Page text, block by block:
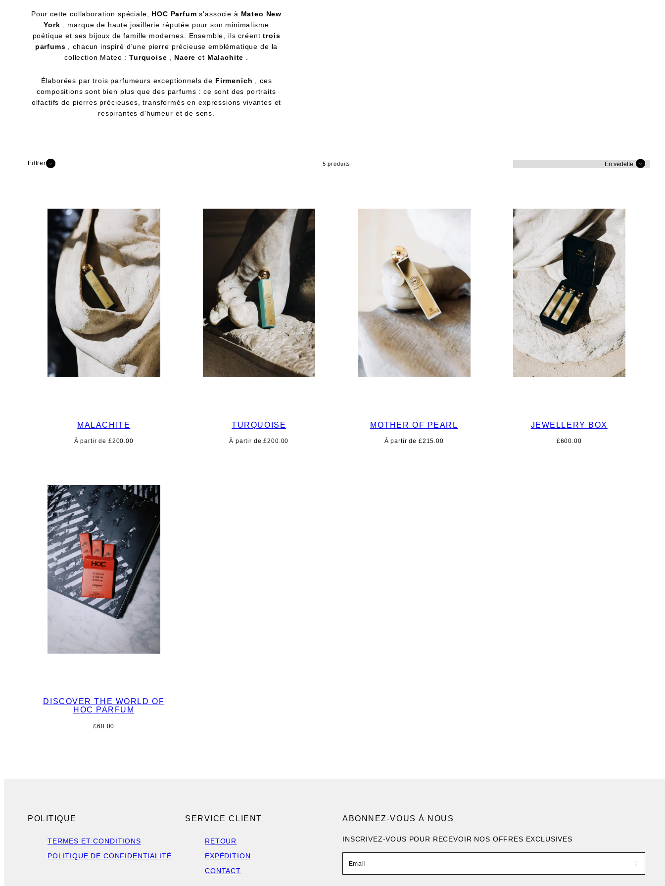
Pour cette collaboration spéciale, HOC Parfum s'associe à Mateo New
York , marque de haute joaillerie réputée pour son minimalisme
poétique et ses bijoux de famille modernes. Ensemble, ils créenttrois
parfums , chacun inspiré d'une pierre précieuse emblématique de la
collection Mateo :Turquoise , Nacre et Malachite .
Élaborées par trois parfumeurs exceptionnels de Firmenich , ces
compositions sont bien plus que des parfums : ce sont des portraits
olfactifs de pierres précieuses, transformés en expressions vivantes et
respirantes d'humeur et de sens.
5 produits
Filtrer
MALACHITE
Prix
À partir de £200.00
TURQUOISE
Prix
À partir de £200.00
MOTHER OF PEARL
Prix
À partir de £215.00
JEWELLERY BOX
Prix
£600.00
DISCOVER THE WORLD OF
HOC PARFUM
Prix
£60.00
POLITIQUE
TERMES ET CONDITIONS
POLITIQUE DE CONFIDENTIALITÉ
SERVICE CLIENT
RETOUR
EXPÉDITION
CONTACT
ABONNEZ-VOUS À NOUS
INSCRIVEZ-VOUS POUR RECEVOIR NOS OFFRES EXCLUSIVES
Email